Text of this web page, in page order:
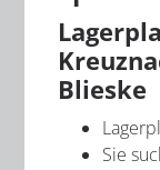
Blieske
Sie